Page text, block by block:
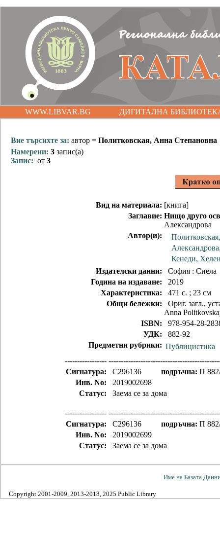
WWW.LIBVAR.BG ДИГИТАЛНА
Вие търсихте за: автор = Политковская, Анна Степановна
Намерени: 3 запис(а)
Запис: от 3
Вид на материала: [книга]
Заглавие: Нищо друго
Александрова
Автор(и):
Кенеди,
Издателски данни:
София : Сиела
Година на издаване:
2019
Характеристика:
471 с. ; 23 см
Общи бележки:
Ориг. загл.,
Anna
ISBN:
978-954-28-
УДК:
882-92
Предметни рубрики: Публицистика
-----------------
Сигнатура:
C296136 подръчна: П
Инв. No:
2019002698
Статус:
Заема се за дома
-----------------
Сигнатура:
C296136 подръчна: П
Инв. No:
2019002699
Статус:
Заема се за дома
Име на Базата
Copyright 2001-2009, 2013-2018, 2025 Public Library